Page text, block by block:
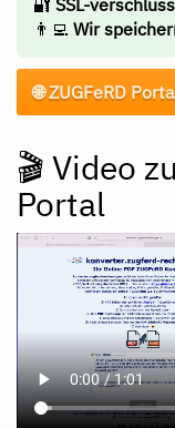
👨‍💻 Wir
🌐 ZUGFeRD
🎬 Video
Portal